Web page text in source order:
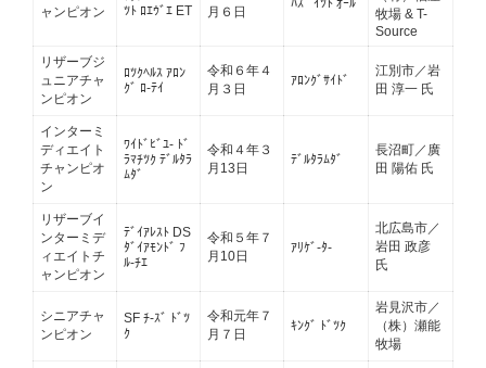
ャンピオン
ﾂﾄ ﾛｴｳﾞｴ ET
月６日
ﾊｽﾞ ｲﾂﾄ ｵｰﾙ
牧場 & T-
Source
リザーブジ
ュニアチャ
ンピオン
ﾛﾂｸﾍﾙｽ ｱﾛﾝ
ｸﾞ ﾛ-ﾃｲ
令和６年４
月３日
ｱﾛﾝｸﾞｻｲﾄﾞ
江別市／岩
田 淳一 氏
インターミ
ディエイト
チャンピオ
ン
ﾜｲﾄﾞﾋﾞﾕ- ﾄﾞ
ﾗﾏﾁﾂｸ ﾃﾞﾙﾀﾗ
ﾑﾀﾞ
令和４年３
月13日
ﾃﾞﾙﾀﾗﾑﾀﾞ
長沼町／廣
田 陽佑 氏
リザーブイ
ンターミデ
ィエイトチ
ャンピオン
ﾃﾞｲｱﾚｽﾄ DS
ﾀﾞｲｱﾓﾝﾄﾞ ﾌ
ﾙ-ﾁｴ
令和５年７
月10日
ｱﾘｹﾞ-ﾀ-
北広島市／
岩田 政彦
氏
シニアチャ
ンピオン
SF ﾁ-ｽﾞ ﾄﾞﾂ
ｸ
令和元年７
月７日
ｷﾝｸﾞ ﾄﾞﾂｸ
岩見沢市／
（株）瀬能
牧場